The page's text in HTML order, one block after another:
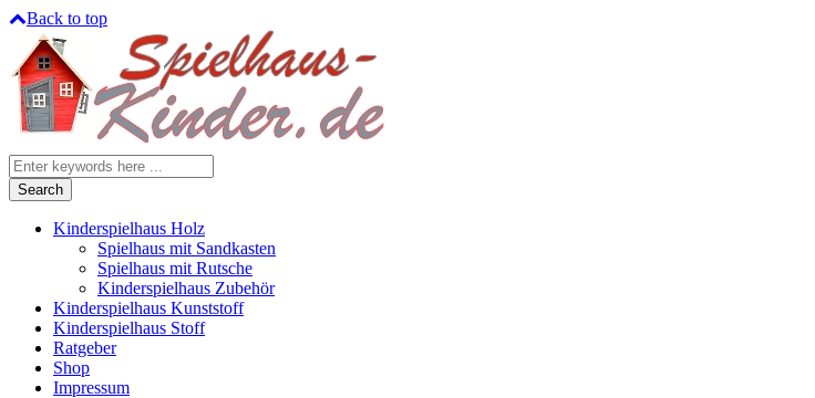
Back to top
Search
for
Kinderspielhaus Holz
Spielhaus mit Sandkasten
Spielhaus mit Rutsche
Kinderspielhaus Zubehör
Kinderspielhaus Kunststoff
Kinderspielhaus Stoff
Ratgeber
Shop
Impressum